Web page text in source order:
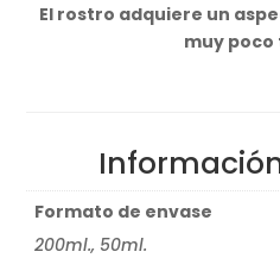
El rostro adquiere un
muy
Formato de envase
200ml., 50ml.